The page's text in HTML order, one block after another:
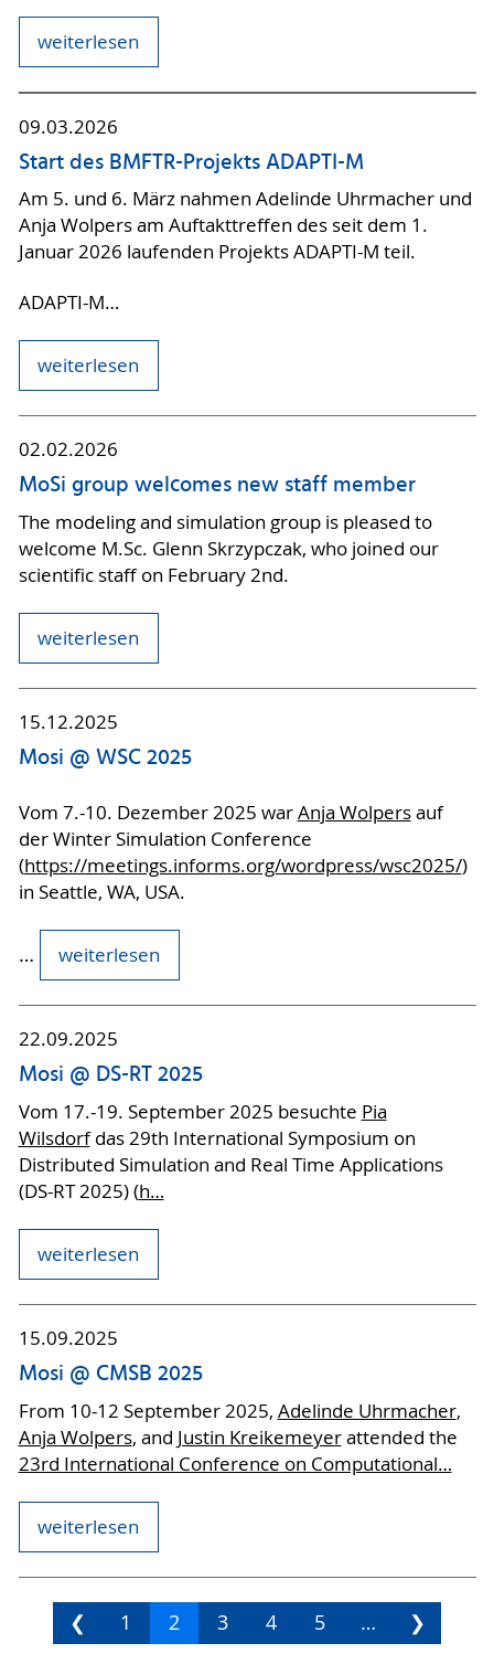
weiterlesen
09.03.2026
Start des BMFTR-Projekts ADAPTI-M
Am 5. und 6. März nahmen Adelinde Uhrmacher und
Anja Wolpers am Auftakttreffen des seit dem 1.
Januar 2026 laufenden Projekts ADAPTI-M teil.
ADAPTI-M…
weiterlesen
02.02.2026
MoSi group welcomes new staff member
The modeling and simulation group is pleased to
welcome M.Sc. Glenn Skrzypczak, who joined our
scientific staff on February 2nd.
weiterlesen
15.12.2025
Mosi @ WSC 2025
Vom 7.-10. Dezember 2025 warAnja Wolpersauf
der Winter Simulation Conference
(https://meetings.informs.org/wordpress/wsc2025/)
in Seattle, WA, USA.
… weiterlesen
22.09.2025
Mosi @ DS-RT 2025
Vom 17.-19. September 2025 besuchte Pia
Wilsdorfdas 29th International Symposium on
Distributed Simulation and Real Time Applications
(DS-RT 2025) (h…
weiterlesen
15.09.2025
Mosi @ CMSB 2025
From 10-12 September 2025, Adelinde Uhrmacher,
Anja Wolpers, and Justin Kreikemeyerattended the
23rd International Conference on Computational…
weiterlesen
❮ 1 2 3 4 5 … ❯